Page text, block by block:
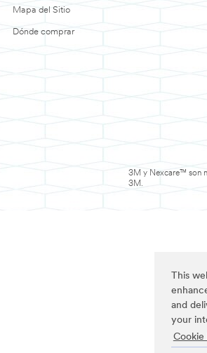
This
and
your
Mapa del Sitio
Dónde comprar
3M y Nexcare™ son
3M.